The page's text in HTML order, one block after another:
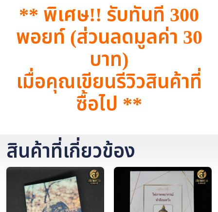
** พิเศษ!! รับทันที 300
พอยท์ (ส่วนลดมูลค่า 30
บาท)
เมื่อคุณเขียนรีวิวสินค้าที่
ซื้อไป **
สินค้าที่เกี่ยวข้อง